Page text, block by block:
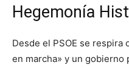
Hegemonía
Desde el PSOE se respira
en marcha» y un gobierno